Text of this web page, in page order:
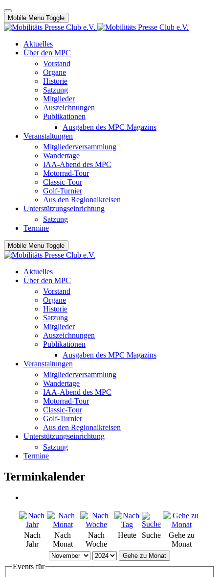
Mobile Menu Toggle
Aktuelles
Über den MPC
Vorstand
Organe
Historie
Satzung
Mitglieder
Auszeichnungen
Publikationen
Ausgaben des MPC Magazins
Veranstaltungen
Mitgliederversammlung
Wandertage
IAA-Abend des MPC
Motorrad-Tour
Classic-Tour
Golf-Turnier
Aus den Regionalkreisen
Unterstützungseinrichtung
Satzung
Termine
Mobile Menu Toggle
Aktuelles
Über den MPC
Vorstand
Organe
Historie
Satzung
Mitglieder
Auszeichnungen
Publikationen
Ausgaben des MPC Magazins
Veranstaltungen
Mitgliederversammlung
Wandertage
IAA-Abend des MPC
Motorrad-Tour
Classic-Tour
Golf-Turnier
Aus den Regionalkreisen
Unterstützungseinrichtung
Satzung
Termine
Terminkalender
Nach
Jahr
Nach
Monat
Nach
Woche
Heute Suche
Gehe zu
Monat
Gehe zu Monat
Events für